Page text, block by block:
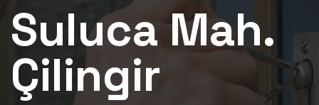
Suluca Mah.
Çilingir